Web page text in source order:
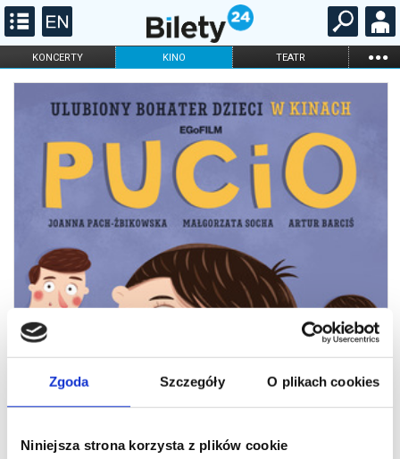
Zgoda Szczegóły O plikach cookies
Niniejsza strona korzysta z plików cookie
KONCERTY KINO TEATR ...
FILHARMONIA OPERA I BALET
DLA DZIECI
ONLINE KARNETY